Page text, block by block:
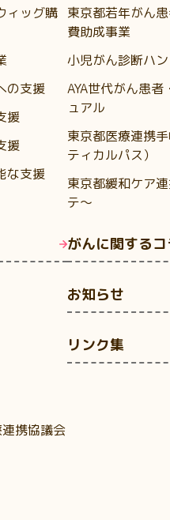
ィッグ購
の支援
援
援
な支援
携協議会
東京都若年がん
費助成事業
小児がん診断ハ
AYA世代がん患
ュアル
東京都医療連携
ティカルパス）
東京都緩和ケア
テ～
がんに関する
お知らせ
リンク集